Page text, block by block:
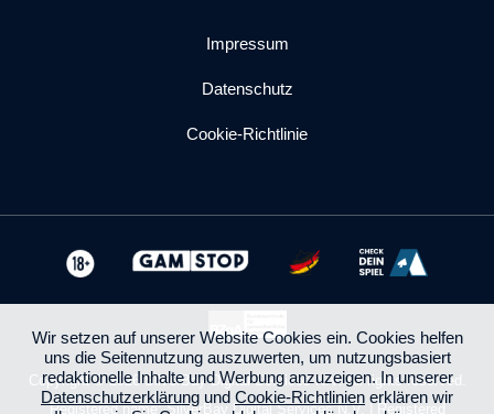
Impressum
Datenschutz
Cookie-Richtlinie
Copyright © 2026 SilverBay Digital Services N.V. All rights reserved.
Registered name: SilverBay Digital Services N.V. | Registered
Wir setzen auf unserer Website Cookies ein. Cookies helfen
uns die Seitennutzung auszuwerten, um nutzungsbasiert
redaktionelle Inhalte und Werbung anzuzeigen. In unserer
Datenschutzerklärung und Cookie-Richtlinien erklären wir